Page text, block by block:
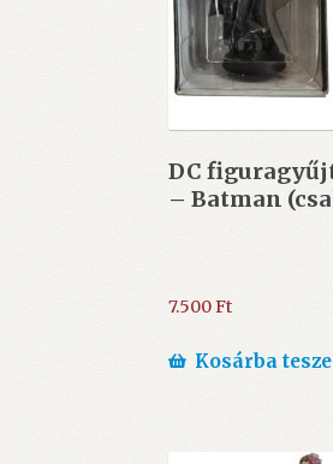
DC
– Batman
7.500Ft
Kosárba